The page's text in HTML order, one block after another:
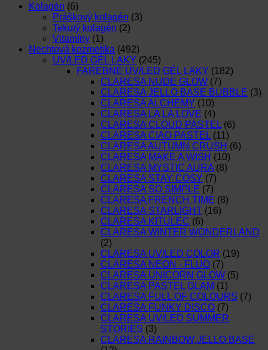
Kolagén (6)
Práškový kolagén (3)
Tekutý kolagén (2)
Vitamíny (1)
Nechtová kozmetika (492)
UV/LED GÉL LAKY (245)
FAREBNÉ UV/LED GÉL LAKY (182)
CLARESA NUDE GLOW (7)
CLARESA JELLO BASE BUBBLE (3)
CLARESA ALCHEMY (10)
CLARESA LA LA LOVE (4)
CLARESA CLOUD PASTEL (6)
CLARESA CIAO PASTEL (11)
CLARESA AUTUMN CRUSH (6)
CLARESA MAKE A WISH (10)
CLARESA MYSTIC AURA (8)
CLARESA STAY COSY (7)
CLARESA SO SIMPLE (7)
CLARESA FRENCH TIME (8)
CLARESA STARLIGHT (16)
CLARESA KITULEC (6)
CLARESA WINTER WONDERLAND
(2)
CLARESA UV/LED COLOR (19)
CLARESA NEON - FLUO (7)
CLARESA UNICORN GLOW (5)
CLARESA PASTEL GLAM (1)
CLARESA FULL OF COLOURS (7)
CLARESA FUNKY DISCO (7)
CLARESA UV/LED SUMMER
STORIES (3)
CLARESA RAINBOW JELLO BASE